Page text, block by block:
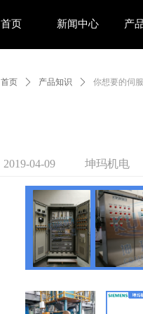
首页 新闻中心 产
2019-04-09
首页 ꄲ 产品知识 ꄲ 你想要的伺
坤玛机电